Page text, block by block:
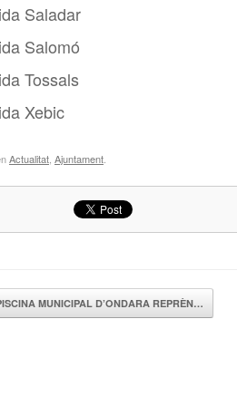
Saladar
Salomó
Tossals
Xebic
Actualitat Ajuntament
de artículos
MUNICIPAL D’ONDARA REPRÈN…